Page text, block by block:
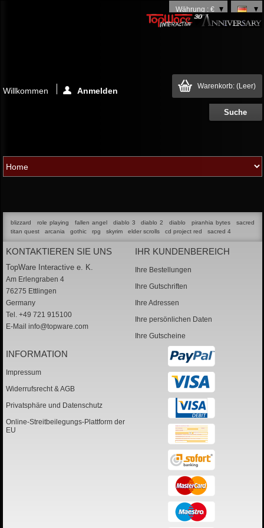
Währung : €
Warenkorb: (Leer)
Willkommen Anmelden
blizzard role playing fallen angel diablo 3 diablo 2 diablo piranhia bytes
sacred
titan quest
arcania gothic rpg skyrim elder scrolls cd project red sacred 4
KONTAKTIEREN SIE UNS
TopWare Interactive e. K.
Am Erlengraben 4
76275 Ettlingen
Germany
Tel. +49 721 915100
E-Mail info@topware.com
IHR KUNDENBEREICH
Ihre Bestellungen
Ihre Gutschriften
Ihre Adressen
Ihre persönlichen Daten
Ihre Gutscheine
INFORMATION
Impressum
Widerrufsrecht & AGB
Privatsphäre und Datenschutz
Online-Streitbeilegungs-Plattform der
EU